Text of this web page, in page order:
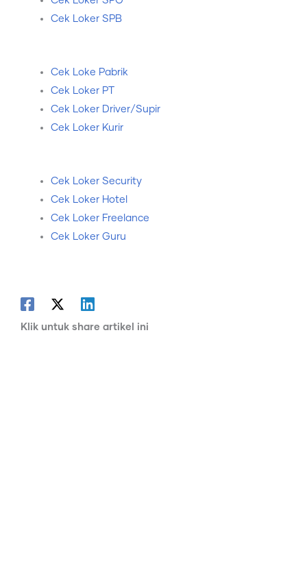
Cek Loker SPB
Cek Loke Pabrik
Cek Loker PT
Cek Loker Driver/Supir
Cek Loker Kurir
Cek Loker Security
Cek Loker Hotel
Cek Loker Freelance
Cek Loker Guru
Klik untuk share artikel ini